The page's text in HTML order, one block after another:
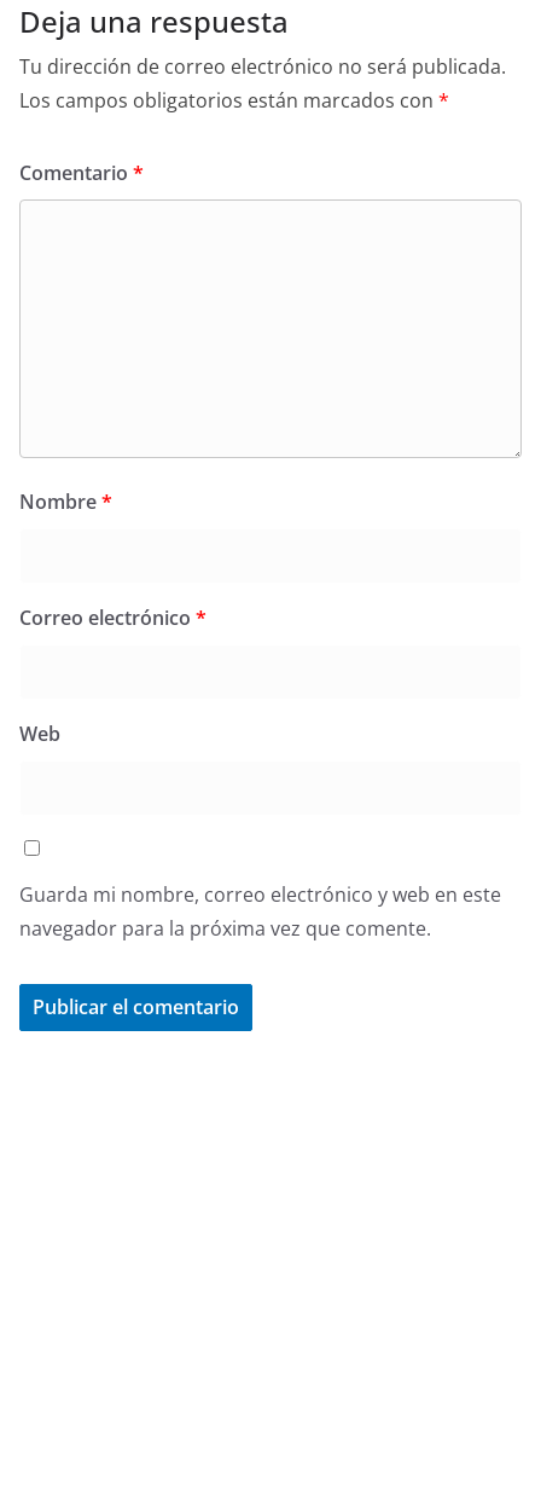
Deja una respuesta
Tu dirección de correo electrónico no será publicada.
Los campos obligatorios están marcados con *
Comentario *
Nombre*
Correo electrónico *
Web
Guarda mi nombre, correo electrónico y web en este
navegador para la próxima vez que comente.